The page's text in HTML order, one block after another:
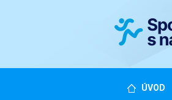
ÚVOD